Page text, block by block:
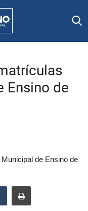
Ensino de
de Ensino de